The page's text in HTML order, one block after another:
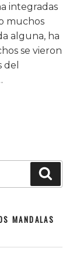
integradas
muchos
alguna, ha
se vieron
del
MANDALAS